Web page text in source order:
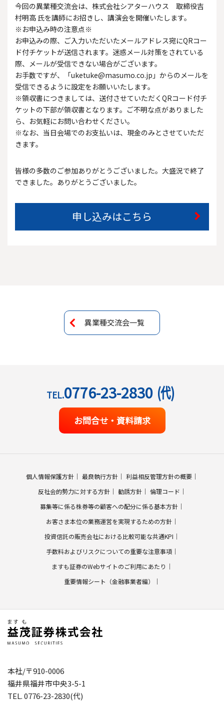
今回の異業種交流会は、株式会社シアターハウス 取締役吉
村明高 氏を講師にお招きし、講演会を開催いたします。
※お申込み時の注意点※
お申込みの際、ご入力いただいたメールアドレス宛にQRコー
ド付チケットが送信されます。迷惑メール対策をされている
際、メールが受信できない場合がございます。
お手数ですが、「uketuke@masumo.co.jp」からのメールを
受信できるように設定をお願いいたします。
※領収書につきましては、送付させていただくQRコード付チ
ケットの下部が領収書となります。ご不明な点がありました
ら、お気軽にお問い合わせください。
※なお、当日会場でのお支払いは、現金のみとさせていただ
きます。
皆様の多数のご参加ありがとうございました。大盛況で終了
できました。ありがとうございました。
申し込みはこちら
異業種交流会一覧
TEL.0776-23-2830 (代)
お問合せ・資料請求
個人情報保護方針 最良執行方針
利益相反管理方針の概要
反社会的勢力に対する方針
勧誘方針
倫理コード
募集等に係る株券等の顧客への配分に係る基本方針
お客さま本位の業務運営を実現するための方針
投資信託の販売会社における比較可能な共通KPI
手数料およびリスクについての重要な注意事項
ますも証券のWebサイトのご利用にあたり
重要情報シート（金融事業者編）
本社/〒910-0006
福井県福井市中央3-5-1
TEL. 0776-23-2830(代)